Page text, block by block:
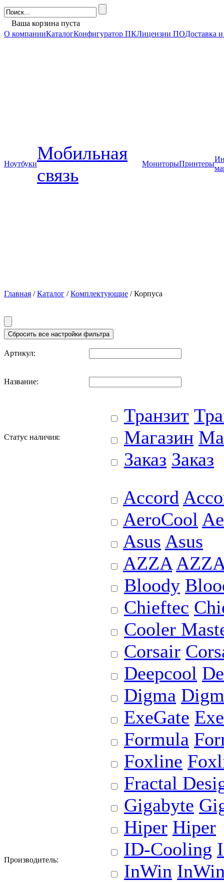
Ваша корзина пуста
О компанииКаталогКонфигуратор ПКЛицензии ПОДоставка
Ноутбуки
Мобильная
связь
МониторыПринтеры
Главная /Каталог /Комплектующие / Корпуса
Артикул:
Название:
Статус наличия:
Транзит
Магазин
Заказ Заказ
Производитель:
Accord
AeroCool
Asus Asus
AZZA
Bloody
Chieftec
Cooler
Corsair
Deepcool
Digma
ExeGate
Formula
Foxline
Fractal
Gigabyte
Hiper Hiper
ID-Cooling
InWin